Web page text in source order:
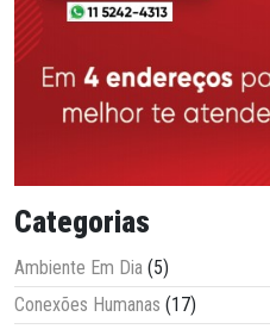
Categorias
Ambiente Em Dia (5)
Conexões Humanas (17)